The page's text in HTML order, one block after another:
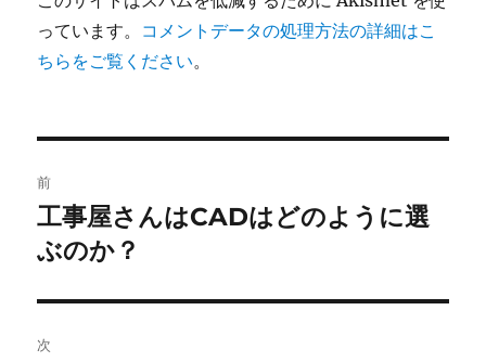
っています。 コメントデータの処理方法の詳細はこ
ちらをご覧ください。
稿
ナ
ビ
ゲ
前
前
の
稿:
工事屋さんはCADはどのように選
ぶのか？
次